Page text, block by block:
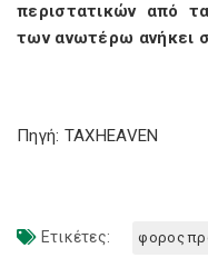
περιστατικών από
των ανωτέρω ανήκει
Πηγή: TAXHEAVEN
Ετικέτες: φορος